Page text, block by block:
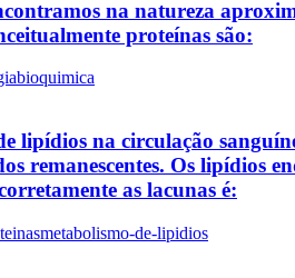
na natureza
proteínas são:
bioquimica
lipídios na circulação
remanescentes. Os lipídios
as lacunas é:
metabolismo-de-lipidios